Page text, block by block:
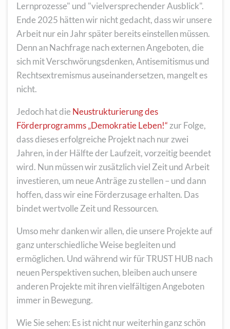
Lernprozesse" und "vielversprechender Ausblick".
Ende 2025 hätten wir nicht gedacht, dass wir unsere
Arbeit nur ein Jahr später bereits einstellen müssen.
Denn an Nachfrage nach externen Angeboten, die
sich mit Verschwörungsdenken, Antisemitismus und
Rechtsextremismus auseinandersetzen, mangelt es
nicht.
Jedoch hat die Neustrukturierung des
Förderprogramms „Demokratie Leben!“ zur Folge,
dass dieses erfolgreiche Projekt nach nur zwei
Jahren, in der Hälfte der Laufzeit, vorzeitig beendet
wird. Nun müssen wir zusätzlich viel Zeit und Arbeit
investieren, um neue Anträge zu stellen – und dann
hoffen, dass wir eine Förderzusage erhalten. Das
bindet wertvolle Zeit und Ressourcen.
Umso mehr danken wir allen, die unsere Projekte auf
ganz unterschiedliche Weise begleiten und
ermöglichen. Und während wir für TRUST HUB nach
neuen Perspektiven suchen, bleiben auch unsere
anderen Projekte mit ihren vielfältigen Angeboten
immer in Bewegung.
Wie Sie sehen: Es ist nicht nur weiterhin ganz schön